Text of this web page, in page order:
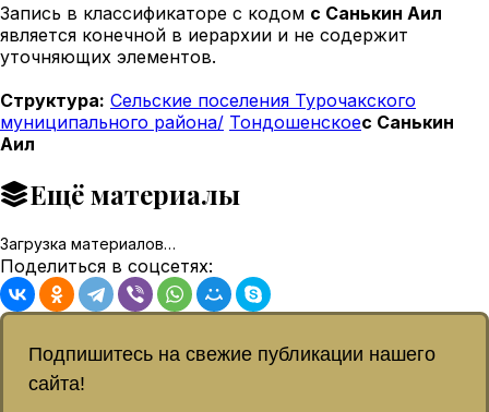
Запись в классификаторе с кодом с Санькин Аил
является конечной в иерархии и не содержит
уточняющих элементов.
Структура: Сельские поселения Турочакского
муниципального района/ Тондошенскоес Санькин
Аил
Ещё материалы
Загрузка материалов…
Поделиться в соцсетях:
Подпишитесь на свежие публикации нашего
сайта!